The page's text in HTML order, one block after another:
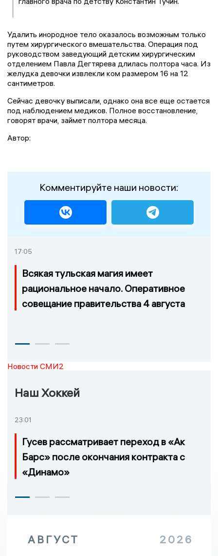
Удалить инородное тело оказалось возможным только
путем хирургического вмешательства. Операция под
руководством заведующий детским хирургическим
отделением Павла Дегтярева длилась полтора часа. Из
желудка девочки извлекли ком размером 16 на 12
сантиметров.
Сейчас девочку выписали, однако она все еще остается
под наблюдением медиков. Полное восстановление,
говорят врачи, займет полтора месяца.
Автор:
Комментируйте наши новости:
17:05
Всякая тульская магия имеет
рациональное начало. Оперативное
совещание правительства 4 августа
Новости СМИ2
Наш Хоккей
23:01
Гусев рассматривает переход в «Ак
Барс» после окончания контракта с
«Динамо»
АВГУСТ 2026